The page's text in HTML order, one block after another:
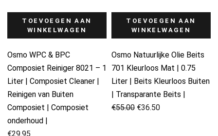
TOEVOEGEN AAN
WINKELWAGEN
Osmo WPC & BPC
Composiet Reiniger 8021 – 1
Liter | Composiet Cleaner |
Reinigen van Buiten
Composiet | Composiet
onderhoud |
€29.95
TOEVOEGEN AAN
WINKELWAGEN
Osmo Natuurlijke Olie Beits
701 Kleurloos Mat | 0.75
Liter | Beits Kleurloos Buiten
| Transparante Beits |
€55.00
Oorspronkelijke
€36.50
Huidige